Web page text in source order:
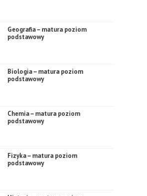
Geografia – matura poziom
podstawowy
Biologia – matura poziom
podstawowy
Chemia – matura poziom
podstawowy
Fizyka – matura poziom
podstawowy